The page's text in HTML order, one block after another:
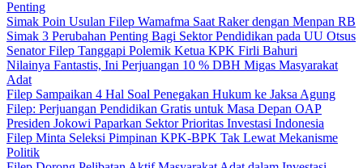
Penting
Simak Poin Usulan Filep Wamafma Saat Raker dengan Menpan RB
Simak 3 Perubahan Penting Bagi Sektor Pendidikan pada UU Otsus
Senator Filep Tanggapi Polemik Ketua KPK Firli Bahuri
Nilainya Fantastis, Ini Perjuangan 10 % DBH Migas Masyarakat
Adat
Filep Sampaikan 4 Hal Soal Penegakan Hukum ke Jaksa Agung
Filep: Perjuangan Pendidikan Gratis untuk Masa Depan OAP
Presiden Jokowi Paparkan Sektor Prioritas Investasi Indonesia
Filep Minta Seleksi Pimpinan KPK-BPK Tak Lewat Mekanisme
Politik